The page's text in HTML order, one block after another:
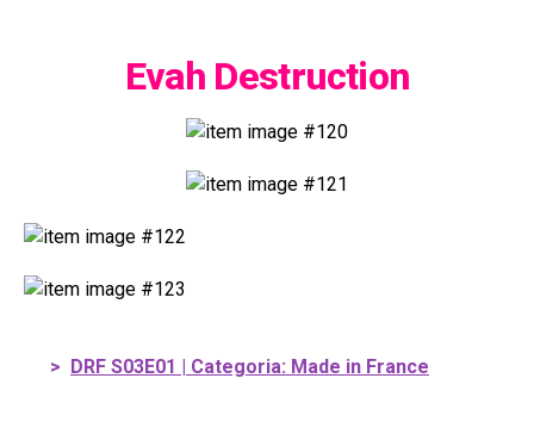
Evah Destruction
> DRF S03E01 | Categoria: Made in France